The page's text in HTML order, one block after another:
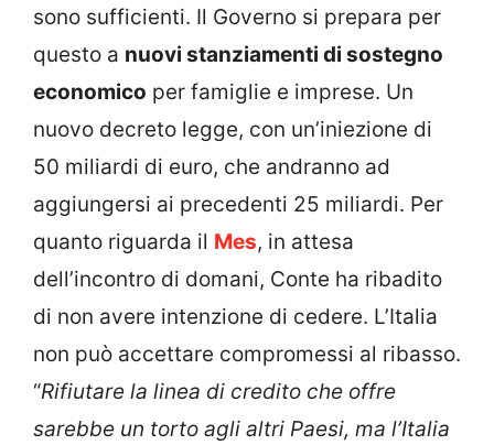
sono sufficienti. Il Governo si prepara per
questo a nuovi stanziamenti di sostegno
economico per famiglie e imprese. Un
nuovo decreto legge, con un’iniezione di
50 miliardi di euro, che andranno ad
aggiungersi ai precedenti 25 miliardi. Per
quanto riguarda il Mes, in attesa
dell’incontro di domani, Conte ha ribadito
di non avere intenzione di cedere. L’Italia
non può accettare compromessi al ribasso.
“Rifiutare la linea di credito che offre
sarebbe un torto agli altri Paesi, ma l’Italia